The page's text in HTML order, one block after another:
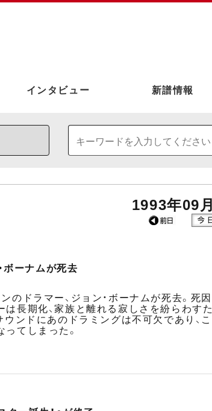
インタビュー 新譜情報
1993年09月
ボーナムが死去
のドラマー、ジョン・ボーナムが死去。
は長期化、家族と離れる寂しさを紛らわす
ウンドにあのドラミングは不可欠であり
てしまった。